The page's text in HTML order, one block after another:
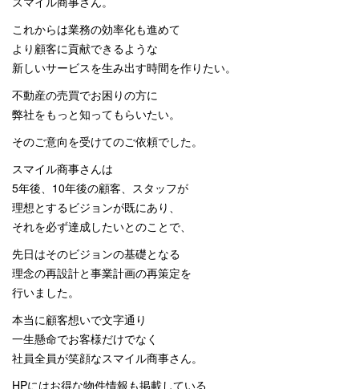
これからは業務の効率化も進めて
より顧客に貢献できるような
新しいサービスを生み出す時間を作りたい。
不動産の売買でお困りの方に
弊社をもっと知ってもらいたい。
そのご意向を受けてのご依頼でした。
スマイル商事さんは
5年後、10年後の顧客、スタッフが
理想とするビジョンが既にあり、
それを必ず達成したいとのことで、
先日はそのビジョンの基礎となる
理念の再設計と事業計画の再策定を
行いました。
本当に顧客想いで文字通り
一生懸命でお客様だけでなく
社員全員が笑顔なスマイル商事さん。
HPにはお得な物件情報も掲載している